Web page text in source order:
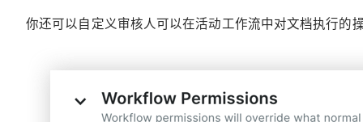
你还可以自定义审核人可以在活动工作流中对文档执行的